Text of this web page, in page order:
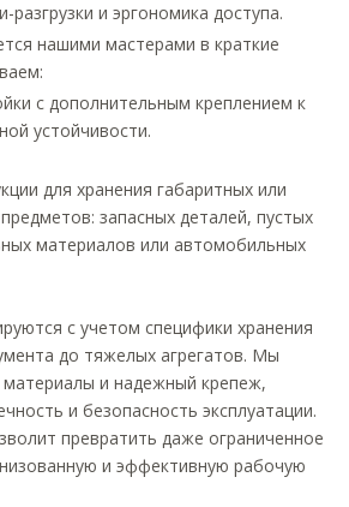
разгрузки и эргономика доступа.
нашими мастерами в краткие
с дополнительным креплением к
устойчивости.
для хранения габаритных или
запасных деталей, пустых
материалов или автомобильных
с учетом специфики хранения
до тяжелых агрегатов. Мы
и надежный крепеж,
и безопасность эксплуатации.
превратить даже ограниченное
и эффективную рабочую